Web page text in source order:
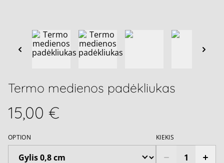
Termo medienos padėkliukas
15,00 €
OPTION KIEKIS